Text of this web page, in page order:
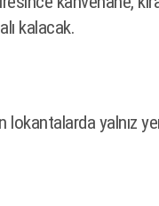
kalacak.
lokantalarda yalnız